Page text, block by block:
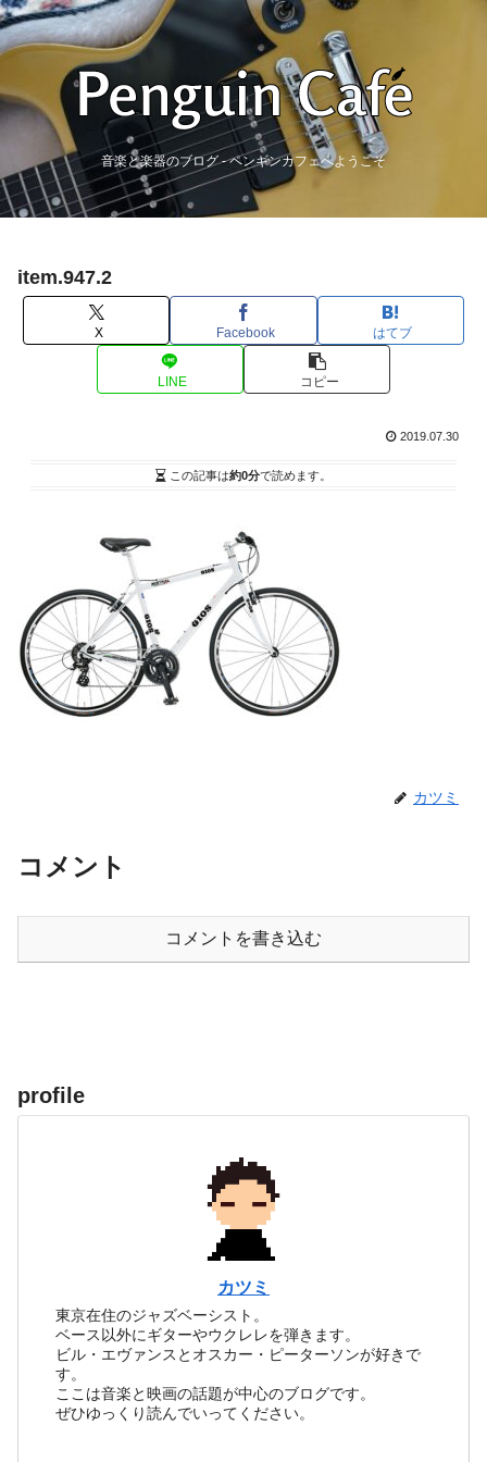
音楽と楽器のブログ - ペンギンカフェへようこそ
item.947.2
X Facebook はてブ
LINE コピー
2019.07.30
この記事は約0分で読めます。
カツミ
コメント
コメントを書き込む
profile
カツミ
東京在住のジャズベーシスト。
ベース以外にギターやウクレレを弾きます。
ビル・エヴァンスとオスカー・ピーターソンが好きで
す。
ここは音楽と映画の話題が中心のブログです。
ぜひゆっくり読んでいってください。